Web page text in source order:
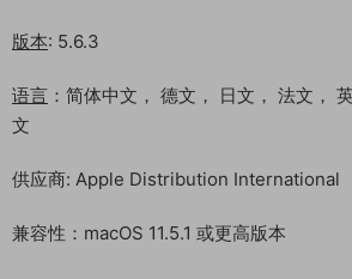
版本: 5.6.3
语言 ：简体中文， 德文， 日文， 法文，
文
供应商: Apple Distribution International
兼容性：macOS 11.5.1 或更高版本